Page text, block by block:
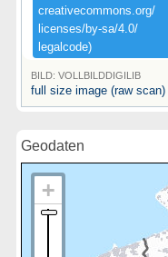
creativecommons.​org/​
licenses/​by-​sa/​4.​0/​
legalcode)​
BILD: VOLLBILDDIGILIB
full size image (raw scan)
Geodaten